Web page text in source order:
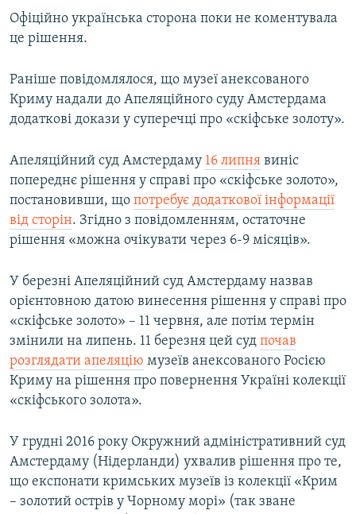
Офіційно українська сторона поки не коментувала
це рішення.
Раніше повідомлялося, що музеї анексованого
Криму надали до Апеляційного суду Амстердама
додаткові докази у суперечці про «скіфське золоту».
Апеляційний суд Амстердаму 16 липня виніс
попереднє рішення у справі про «скіфське золото»,
постановивши, що потребує додаткової інформації
від сторін. Згідно з повідомленням, остаточне
рішення «можна очікувати через 6-9 місяців».
У березні Апеляційний суд Амстердаму назвав
орієнтовною датою винесення рішення у справі про
«скіфське золото» – 11 червня, але потім термін
змінили на липень. 11 березня цей суд почав
розглядати апеляцію музеїв анексованого Росією
Криму на рішення про повернення Україні колекції
«скіфського золота».
У грудні 2016 року Окружний адміністративний суд
Амстердаму (Нідерланди) ухвалив рішення про те,
що експонати кримських музеїв із колекції «Крим
– золотий острів у Чорному морі» (так зване